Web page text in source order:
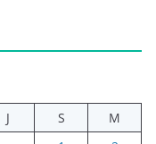
J S
M